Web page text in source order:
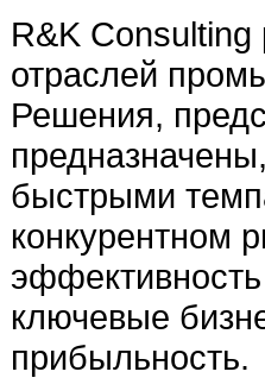
R&K
отраслей
Решения,
быстрыми
конкурентном
ключевые
прибыльность.